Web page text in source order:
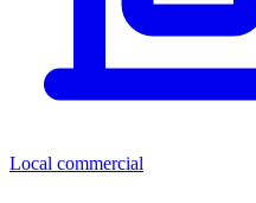
Local commercial